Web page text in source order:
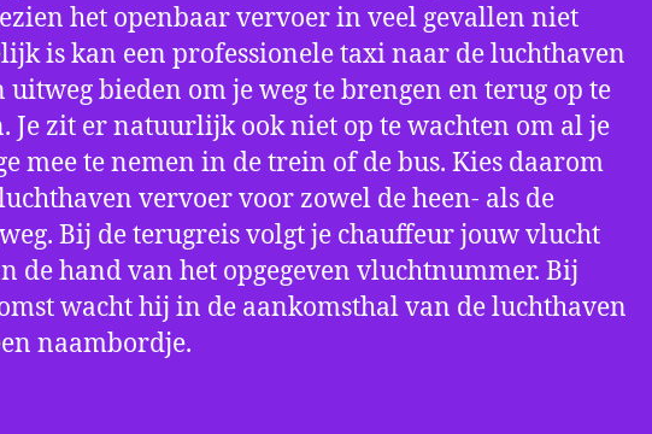
het openbaar vervoer in veel gevallen niet
is kan een professionele taxi naar de luchthaven
uitweg bieden om je weg te brengen en terug op te
Je zit er natuurlijk ook niet op te wachten om al je
mee te nemen in de trein of de bus. Kies daarom
vervoer voor zowel de heen- als de
Bij de terugreis volgt je chauffeur jouw vlucht
de hand van het opgegeven vluchtnummer. Bij
wacht hij in de aankomsthal van de luchthaven
naambordje.